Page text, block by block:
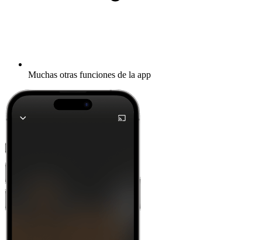
Muchas otras funciones de la app